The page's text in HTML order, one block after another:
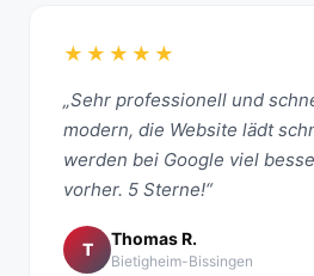
★★★★★
„Sehr professionell und
modern, die Website lädt
werden bei Google viel
vorher. 5 Sterne!“
T
Thomas R.
Bietigheim-Bissingen